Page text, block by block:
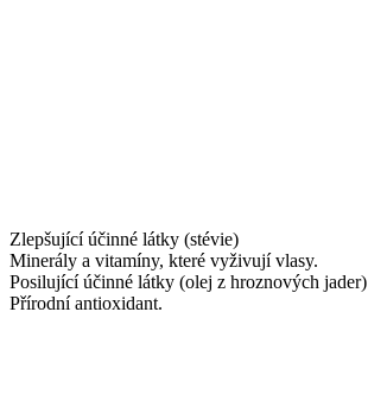
Zlepšující účinné látky (stévie)
Minerály a vitamíny, které vyživují vlasy.
Posilující účinné látky (olej z hroznových jader)
Přírodní antioxidant.